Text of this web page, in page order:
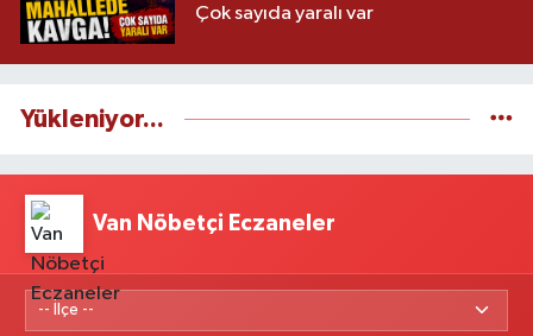
Çok sayıda yaralı var
Yükleniyor...
Van Nöbetçi Eczaneler